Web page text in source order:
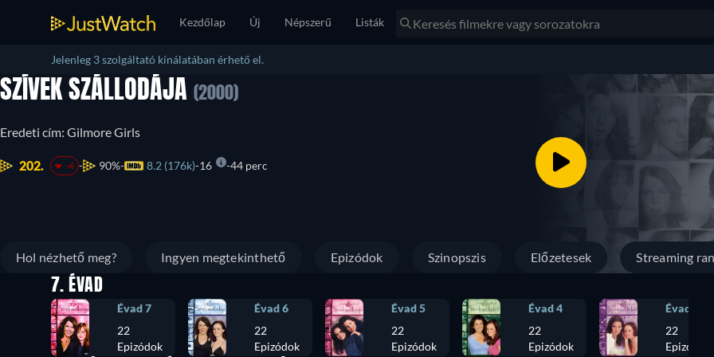
Kezdőlap Új Népszerű Listák
Jelenleg 3 szolgáltató kínálatában érhető el.
SZÍVEK SZÁLLODÁJA (2000)
Eredeti cím: Gilmore Girls
202. -4 90% 8.2 (176k) 16 44 perc
Hol nézhető meg? Ingyen megtekinthető Epizódok Szinopszis Előzetesek Streaming
7. ÉVAD
Évad 7
22
Epizódok
Évad 6
22
Epizódok
Évad 5
22
Epizódok
Évad 4
22
Epizódok
Évad 3
22
Epizódok